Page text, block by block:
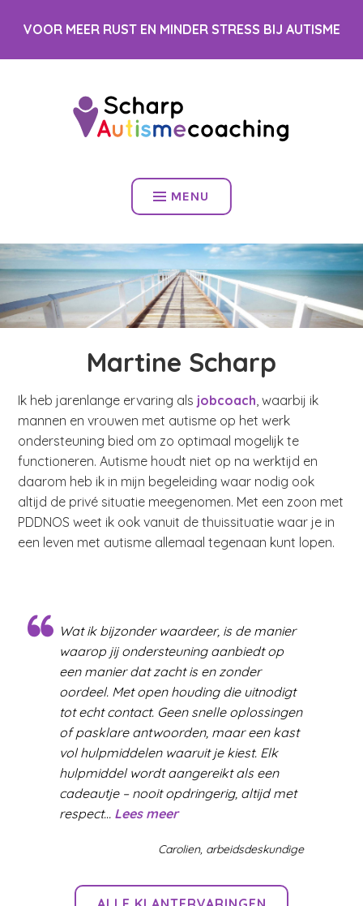
naarVOOR MEER RUST EN MINDER STRESS BIJ AUTISME
MENU
Martine Scharp
Ik heb jarenlange ervaring als jobcoach , waarbij ik
mannen en vrouwen met autisme op het werk
ondersteuning bied om zo optimaal mogelijk te
functioneren. Autisme houdt niet op na werktijd en
daarom heb ik in mijn begeleiding waar nodig ook
altijd de privé situatie meegenomen. Met een zoon met
PDDNOS weet ik ook vanuit de thuissituatie waar je in
een leven met autisme allemaal tegenaan kunt lopen.
Wat ik bijzonder waardeer, is de manier
waarop jij ondersteuning aanbiedt op
een manier dat zacht is en zonder
oordeel. Met open houding die uitnodigt
tot echt contact. Geen snelle oplossingen
of pasklare antwoorden, maar een kast
vol hulpmiddelen waaruit je kiest. Elk
hulpmiddel wordt aangereikt als een
cadeautje – nooit opdringerig, altijd met
respect… Lees meer“Over Martine”
Carolien, arbeidsdeskundige